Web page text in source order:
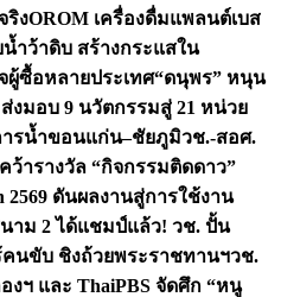
ริงOROM เครื่องดื่มแพลนต์เบส
ำว้าดิบ สร้างกระแสใน
ผู้ซื้อหลายประเทศ“ดนุพร” หนุน
งมอบ 9 นวัตกรรมสู่ 21 หน่วย
ารน้ำขอนแก่น–ชัยภูมิวช.-สอศ.
ารางวัล “กิจกรรมติดดาว”
2569 ดันผลงานสู่การใช้งาน
าม 2 ได้แชมป์แล้ว! วช. ปั้น
คนขับ ชิงถ้วยพระราชทานฯวช.
ฯ และ ThaiPBS จัดศึก “หนู